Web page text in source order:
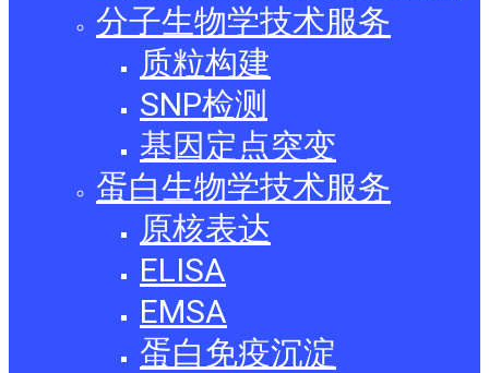
分子生物学技术服务
质粒构建
SNP检测
基因定点突变
蛋白生物学技术服务
原核表达
ELISA
EMSA
蛋白免疫沉淀